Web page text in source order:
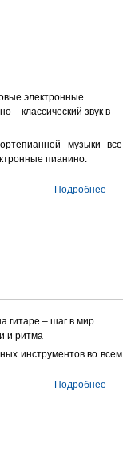
электронные
– классический звук в
музыки все
пианино.
Подробнее
гитаре – шаг в мир
и ритма
инструментов во всем
Подробнее